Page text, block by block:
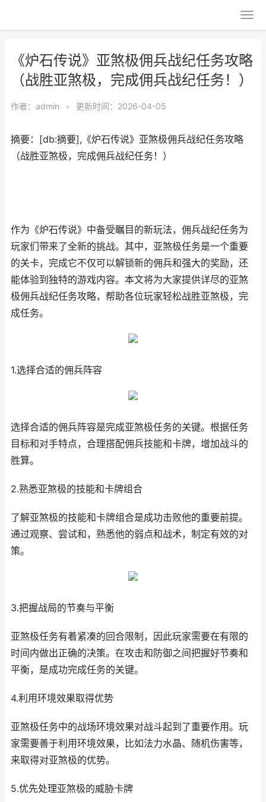
《炉石传说》亚煞极佣兵战纪任务攻略
（战胜亚煞极，完成佣兵战纪任务！）
作者： admin • 更新时间：2026-04-05
摘要：[db:摘要],《炉石传说》亚煞极佣兵战纪任务攻略
（战胜亚煞极，完成佣兵战纪任务！）
作为《炉石传说》中备受瞩目的新玩法，佣兵战纪任务为
玩家们带来了全新的挑战。其中，亚煞极任务是一个重要
的关卡，完成它不仅可以解锁新的佣兵和强大的奖励，还
能体验到独特的游戏内容。本文将为大家提供详尽的亚煞
极佣兵战纪任务攻略，帮助各位玩家轻松战胜亚煞极，完
成任务。
1.选择合适的佣兵阵容
选择合适的佣兵阵容是完成亚煞极任务的关键。根据任务
目标和对手特点，合理搭配佣兵技能和卡牌，增加战斗的
胜算。
2.熟悉亚煞极的技能和卡牌组合
了解亚煞极的技能和卡牌组合是成功击败他的重要前提。
通过观察、尝试和，熟悉他的弱点和战术，制定有效的对
策。
3.把握战局的节奏与平衡
亚煞极任务有着紧凑的回合限制，因此玩家需要在有限的
时间内做出正确的决策。在攻击和防御之间把握好节奏和
平衡，是成功完成任务的关键。
4.利用环境效果取得优势
亚煞极任务中的战场环境效果对战斗起到了重要作用。玩
家需要善于利用环境效果，比如法力水晶、随机伤害等，
来取得对亚煞极的优势。
5.优先处理亚煞极的威胁卡牌